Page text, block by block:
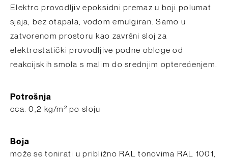
Elektro provodljiv epoksidni premaz u boji polumat
sjaja, bez otapala, vodom emulgiran. Samo u
zatvorenom prostoru kao završni sloj za
elektrostatički provodljive podne obloge od
reakcijskih smola s malim do srednjim opterećenjem.
Potrošnja
​cca. 0,2 kg/m² po sloju
Boja
može se tonirati u približno RAL tonovima RAL 1001,